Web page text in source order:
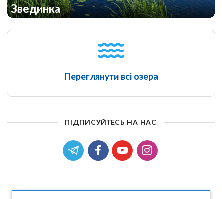
Звединка
Переглянути всі озера
ПІДПИСУЙТЕСЬ НА НАС